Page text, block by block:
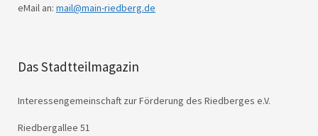
eMail an: mail@main-riedberg.de
Das Stadtteilmagazin
Interessengemeinschaft zur Förderung des Riedberges e.V.
Riedbergallee 51